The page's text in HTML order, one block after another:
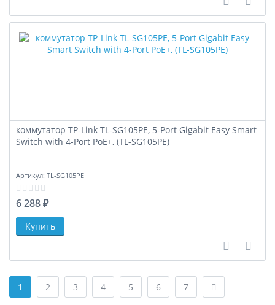
В В
коммутатор TP-Link TL-SG105PE, 5-Port Gigabit Easy Smart
Switch with 4-Port PoE+, (TL-SG105PE)
Артикул: TL-SG105PE
6 288 ₽
В В
1 2 3 4 5 6 7